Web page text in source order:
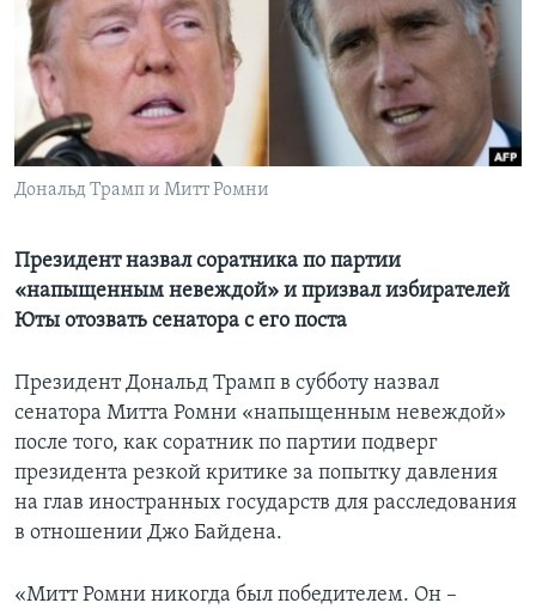
Learning English
СОЦИАЛЬНЫЕ СЕТИ
Дональд Трамп и Митт Ромни
Президент назвал соратника по партии
«напыщенным невеждой» и призвал избирателей
Юты отозвать сенатора с его поста
Президент Дональд Трамп в субботу назвал
сенатора Митта Ромни «напыщенным невеждой»
после того, как соратник по партии подверг
президента резкой критике за попытку давления
на глав иностранных государств для расследования
в отношении Джо Байдена.
«Митт Ромни никогда был победителем. Он –